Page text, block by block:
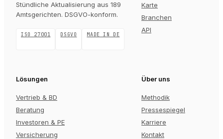
Stündliche Aktualisierung aus 189
Amtsgerichten. DSGVO-konform.
ISO 27001 DSGVO MADE IN DE
Karte
Branchen
API
Lösungen
Vertrieb & BD
Beratung
Investoren & PE
Versicherung
Über uns
Methodik
Pressespiegel
Karriere
Kontakt